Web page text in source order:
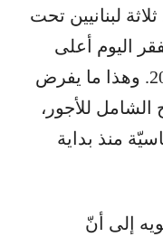
لبنانيين تحت
اليوم أعلى
بثلاث أضعاف مقارنة بالعام 2012. وهذا ما يفرض
الشامل للأجور،
منذ بداية
إلى أنّ